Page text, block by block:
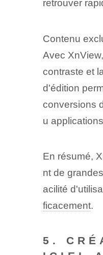
retrouver
Contenu
Avec
contraste et
d'édition
conversions
u
En résumé,
nt de
acilité
ficacement.
5.